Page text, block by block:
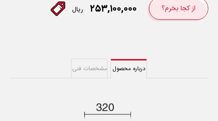
از کجا بخرم؟ ۲۵۳,۱۰۰,۰۰۰ ریال
درباره محصول مشخصات فنی